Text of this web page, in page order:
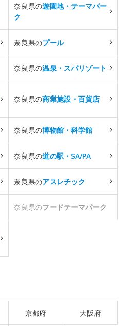
奈良県の遊園地・テーマパー
ク
奈良県のプール
奈良県の温泉・スパリゾート
奈良県の商業施設・百貨店
奈良県の博物館・科学館
奈良県の道の駅・SA/PA
奈良県のアスレチック
奈良県のフードテーマパーク
京都府 大阪府